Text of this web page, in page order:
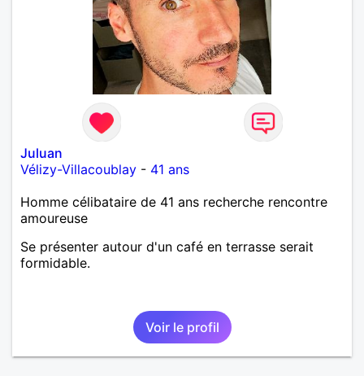
Juluan
Vélizy-Villacoublay - 41 ans
Homme célibataire de 41 ans recherche rencontre
amoureuse
Se présenter autour d'un café en terrasse serait
formidable.
Voir le profil